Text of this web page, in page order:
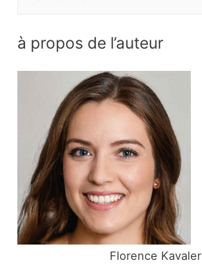
h
:
à propos de l’auteur
Florence Kavaler